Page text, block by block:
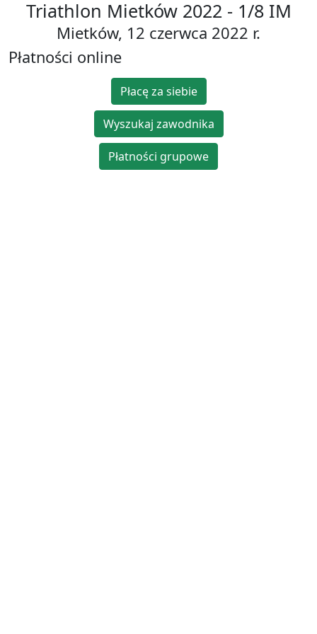
Triathlon Mietków 2022 - 1/8 IM
Mietków, 12 czerwca 2022 r.
Płatności online